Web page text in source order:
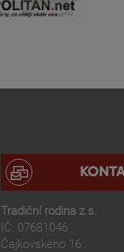
Tradiční rodina z.s.
IČ: 07681046
Čajkovského 16